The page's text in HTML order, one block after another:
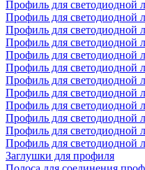
Профиль для светодиодной
Профиль для светодиодной
Профиль для светодиодной
Профиль для светодиодной
Профиль для светодиодной
Профиль для светодиодной
Профиль для светодиодной
Профиль для светодиодной
Профиль для светодиодной
Профиль для светодиодной
Профиль для светодиодной
Профиль для светодиодной
Заглушки для профиля